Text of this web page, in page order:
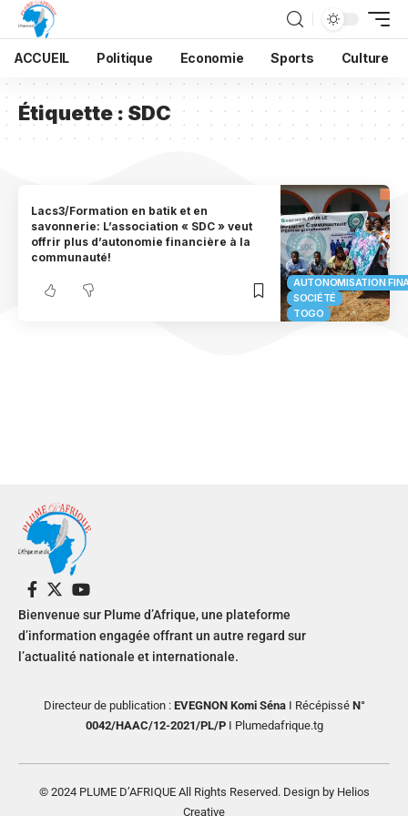
ACCUEIL Politique Economie Sports Culture
Étiquette : SDC
AUTONOMISATION
SOCIÉTÉ
TOGO
Lacs3/Formation en batik et en
savonnerie: L’association « SDC » veut
offrir plus d’autonomie financière à la
communauté!
Bienvenue sur Plume d’Afrique, une plateforme
d’information engagée offrant un autre regard sur
l’actualité nationale et internationale.
Directeur de publication : EVEGNON Komi SénaI RécépisséN°
0042/HAAC/12-2021/PL/PI Plumedafrique.tg
© 2024 PLUME D’AFRIQUE All Rights Reserved. Design by Helios
Creative